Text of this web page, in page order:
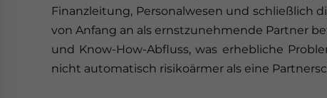
Finanzleitung, Personalwesen und schließlich
von Anfang an als ernstzunehmende Partner
und Know-How-Abfluss, was erhebliche
nicht automatisch risikoärmer als eine